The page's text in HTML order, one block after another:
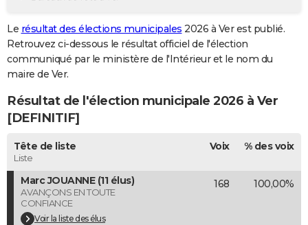
GUIDES D'ACHAT
BONS PLANS
CARTE DE VOEUX
Carte de Noël
Carte Bonne année
Carte Saint-Valentin
Carte Pâques
Carte d'anniversaire
DICTIONNAIRE
Dictionnaire
Biographies
Citations
Expressions
Proverbes
PROGRAMME TV
COPAINS D'AVANT
S'inscrire
Se connecter
Lycées
Collèges
Primaires
Universités
Entreprises
Service militaire
Avis de recherche
AVIS DE DÉCÈS
Le résultat des élections municipales 2026 à Ver est publié.
Retrouvez ci-dessous le résultat officiel de l'élection
communiqué par le ministère de l'Intérieur et le nom du
maire de Ver.
Résultat de l'élection municipale 2026 à Ver
[DEFINITIF]
Tête de liste
Liste
Voix % des voix
Marc JOUANNE (11 élus)
AVANÇONS EN TOUTE
CONFIANCE
Voir la liste des élus
168 100,00%